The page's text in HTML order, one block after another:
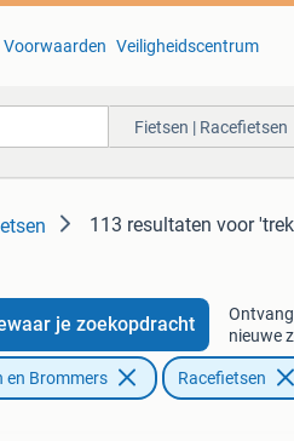
Voorwaarden Veiligheidscentrum
Fietsen | Racefietsen
113 resultaten voor
je zoekopdracht
nieuwe
en Brommers Racefietsen